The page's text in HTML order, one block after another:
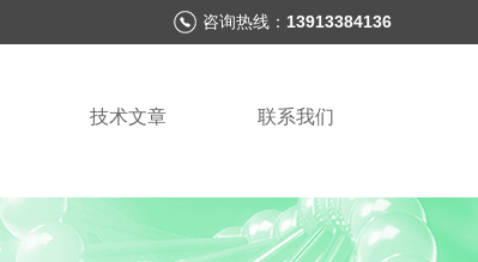
咨询热线： 13913384136
技术文章 联系我们